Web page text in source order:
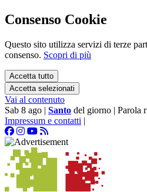
Consenso Cookie
Questo sito utilizza servizi di terze
consenso. Scopri di più
Accetta tutto
Accetta selezionati
Vai al contenuto
Sab 8 ago | Santo del giorno | Parola
Impressum e contatti |